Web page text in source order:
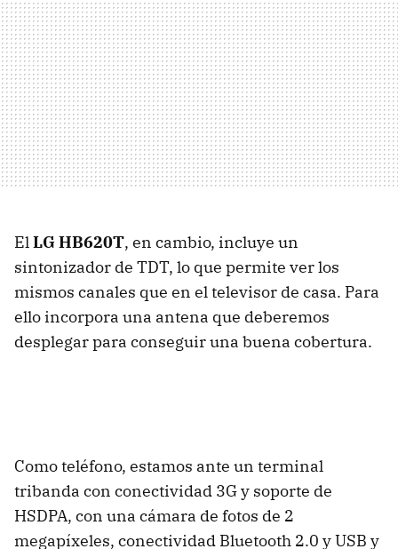
ElLG HB620T, en cambio, incluye un
sintonizador de TDT, lo que permite ver los
mismos canales que en el televisor de casa. Para
ello incorpora una antena que deberemos
desplegar para conseguir una buena cobertura.
Como teléfono, estamos ante un terminal
tribanda con conectividad 3G y soporte de
HSDPA, con una cámara de fotos de 2
megapíxeles, conectividad Bluetooth 2.0 y USB y